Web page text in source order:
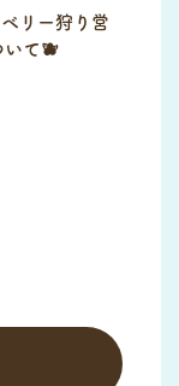
リー狩り営
いて🫐